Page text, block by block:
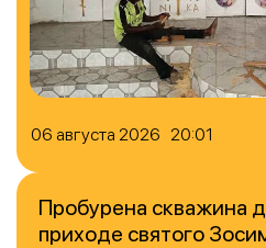
06 августа 2026 20:01
Пробурена скважина
приходе святого